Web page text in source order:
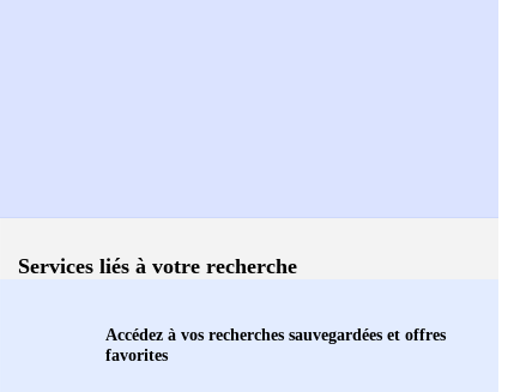
Services liés à votre recherche
Accédez à vos recherches sauvegardées et offres
favorites